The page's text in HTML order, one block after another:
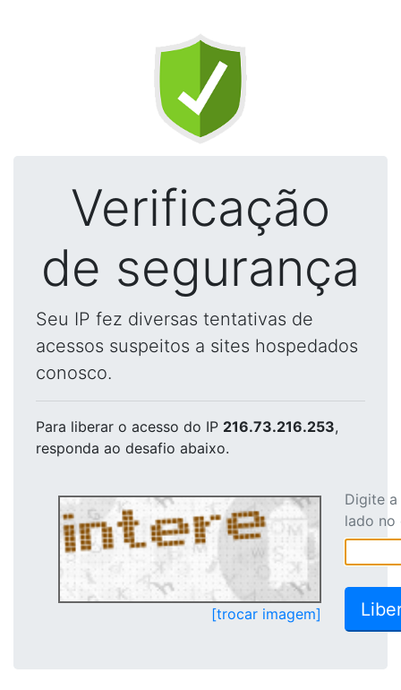
Verificação
de segurança
Seu IP fez diversas tentativas de
acessos suspeitos a sites hospedados
conosco.
Para liberar o acesso do IP 216.73.216.253,
responda ao desafio abaixo.
[trocar imagem]
Digite
lado no